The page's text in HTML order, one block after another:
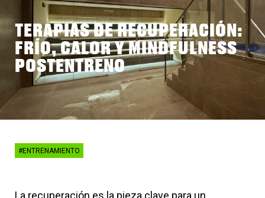
TERAPIAS DE RECUPERACIÓN:
FRÍO, CALOR Y MINDFULNESS
POSTENTRENO
#ENTRENAMIENTO
La recuperación es la pieza clave para un